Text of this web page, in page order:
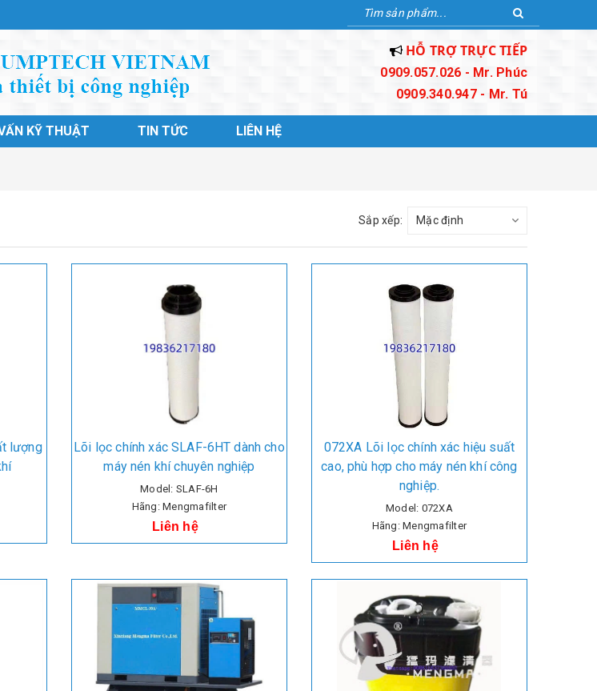
HỖ TRỢ TRỰC TIẾP
0909.057.026 - Mr. Phúc
0909.340.947 - Mr. Tú
KỸ THUẬT TIN TỨC LIÊN HỆ
Sắp xếp:
lượng
Lõi lọc chính xác SLAF-6HT dành cho
máy nén khí chuyên nghiệp
Model: SLAF-6H
Hãng: Mengmafilter
Liên hệ
072XA Lõi lọc chính xác hiệu suất
cao, phù hợp cho máy nén khí công
nghiệp.
Model: 072XA
Hãng: Mengmafilter
Liên hệ